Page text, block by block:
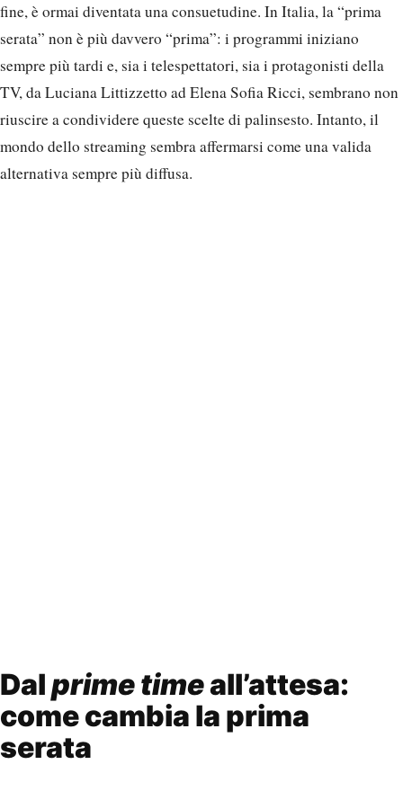
fine, è ormai diventata una consuetudine. In Italia, la “prima
serata” non è più davvero “prima”: i programmi iniziano
sempre più tardi e, sia i telespettatori, sia i protagonisti della
TV, da Luciana Littizzetto ad Elena Sofia Ricci, sembrano non
riuscire a condividere queste scelte di palinsesto. Intanto, il
mondo dello streaming sembra affermarsi come una valida
alternativa sempre più diffusa.
Dalprime timeall’attesa:
come cambia la prima
serata